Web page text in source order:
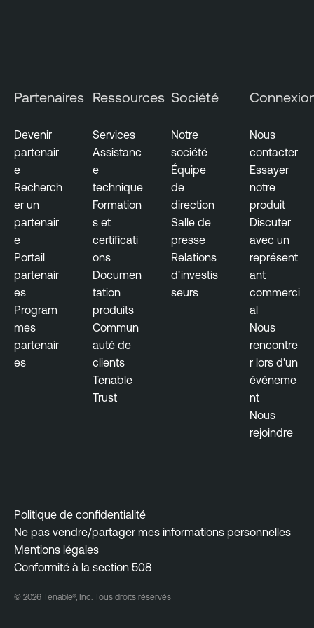
Partenaires
Devenir
partenair
e
Recherch
er un
partenair
e
Portail
partenair
es
Program
mes
partenair
es
Ressources
Services
Assistanc
e
technique
Formation
s et
certificati
ons
Documen
tation
produits
Commun
auté de
clients
Tenable
Trust
Société
Notre
société
Équipe
de
direction
Salle de
presse
Relations
d'investis
seurs
Nous
contacter
Essayer
notre
produit
Discuter
avec un
représent
ant
commerci
al
Nous
rencontre
r lors d'un
événeme
nt
Nous
rejoindre
Politique de confidentialité
Ne pas vendre/partager mes informations personnelles
Mentions légales
Conformité à la section 508
© 2026 Tenable®, Inc. Tous droits réservés